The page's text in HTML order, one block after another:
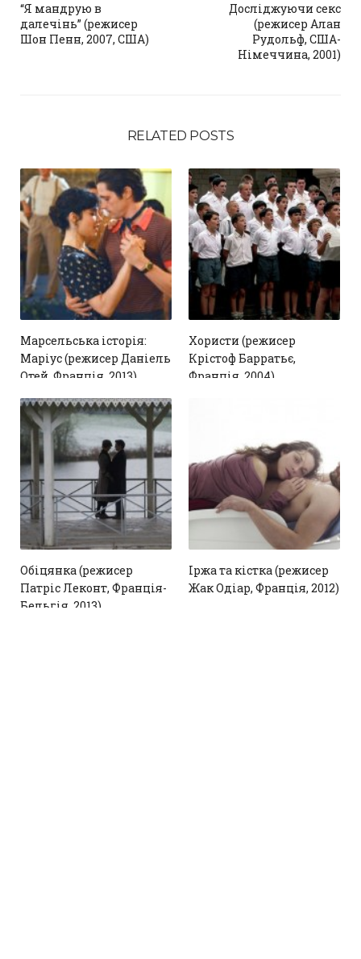
“Я мандрую в
далечінь” (режисер
Шон Пенн, 2007, США)
Досліджуючи секс
(режисер Алан
Рудольф, США-
Німеччина, 2001)
RELATED POSTS
Марсельська історія:
Маріус (режисер Даніель
Отей, Франція, 2013)
1
Хористи (режисер
Крістоф Барратьє,
Франція, 2004)
Обіцянка (режисер
Патріс Леконт, Франція-
Бельгія, 2013)
Іржа та кістка (режисер
Жак Одіар, Франція, 2012)